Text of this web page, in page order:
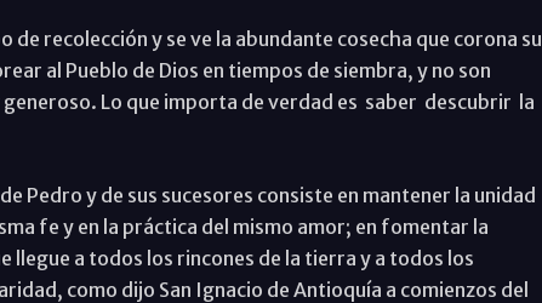
de recolección y se ve la abundante cosecha que corona su
al Pueblo de Dios en tiempos de siembra, y no son
Lo que importa de verdad es saber descubrir la
Pedro y de sus sucesores consiste en mantener la unidad
fe y en la práctica del mismo amor; en fomentar la
llegue a todos los rincones de la tierra y a todos los
como dijo San Ignacio de Antioquía a comienzos del